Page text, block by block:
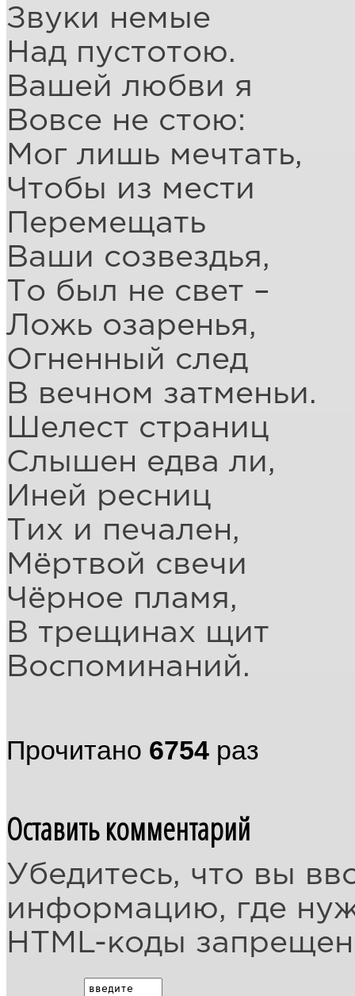
Звуки немые
Над пустотою.
Вашей любви я
Вовсе не стою:
Мог лишь мечтать,
Чтобы из мести
Перемещать
Ваши созвездья,
То был не свет –
Ложь озаренья,
Огненный след
В вечном затменьи.
Шелест страниц
Слышен едва ли,
Иней ресниц
Тих и печален,
Мёртвой свечи
Чёрное пламя,
В трещинах щит
Воспоминаний.
Прочитано 6754 раз
Оставить комментарий
Убедитесь, что вы
информацию, где
HTML-коды